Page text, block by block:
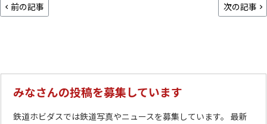
前の記事 次の記事
みなさんの投稿を募集しています
鉄道ホビダスでは鉄道写真やニュースを募集しています。 最新